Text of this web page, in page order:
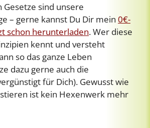
Gesetze sind unsere
– gerne kannst Du Dir mein 0€-
schon herunterladen. Wer diese
kennt und versteht
so das ganze Leben
dazu gerne auch die
für Dich). Gewusst wie
ist kein Hexenwerk mehr